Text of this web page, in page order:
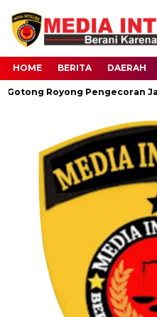
HOME BERITA DAERAH
Royong Pengecoran Jalan